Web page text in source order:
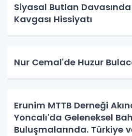
Siyasal Butlan
Kavgası Hissiyatı
Nur Cemal'de Huzur
Erunim MTTB Derneği
Yoncalı'da Geleneksel
Buluşmalarında. Türkiye